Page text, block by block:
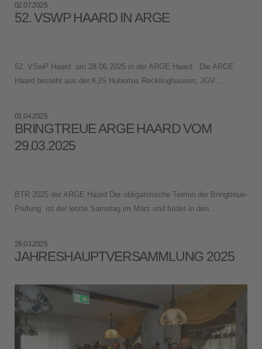
02.07.2025
52. VSWP HAARD IN ARGE
52. VSwP Haard am 28.06.2025 in der ARGE Haard Die ARGE
Haard besteht aus der KJS Hubertus Recklinghausen, JGV ...
01.04.2025
BRINGTREUE ARGE HAARD VOM
29.03.2025
BTR 2025 der ARGE Haard Der obligatorische Termin der Bringtreue-
Prüfung ist der letzte Samstag im März und findet in den ...
26.03.2025
JAHRESHAUPTVERSAMMLUNG 2025